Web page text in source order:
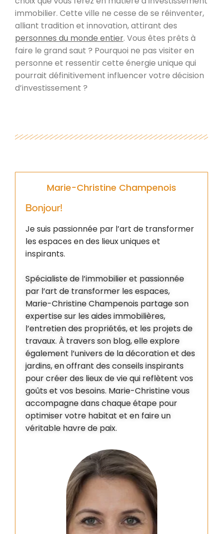
immobilier. Cette ville ne cesse de se réinventer,
alliant tradition et innovation, attirant des
personnes du monde entier. Vous êtes prêts à
faire le grand saut ? Pourquoi ne pas visiter en
personne et ressentir cette énergie unique qui
pourrait définitivement influencer votre décision
d’investissement ?
Marie-Christine Champenois
Bonjour!
Je suis passionnée par l’art de transformer
les espaces en des lieux uniques et
inspirants.
Spécialiste de l’immobilier et passionnée
par l’art de transformer les espaces,
Marie-Christine Champenois partage son
expertise sur les aides immobilières,
l’entretien des propriétés, et les projets de
travaux. À travers son blog, elle explore
également l’univers de la décoration et des
jardins, en offrant des conseils inspirants
pour créer des lieux de vie qui reflètent vos
goûts et vos besoins. Marie-Christine vous
accompagne dans chaque étape pour
optimiser votre habitat et en faire un
véritable havre de paix.